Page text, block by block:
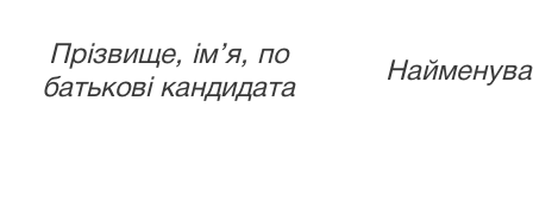
Прізвище, ім’я, по
батькові кандидата